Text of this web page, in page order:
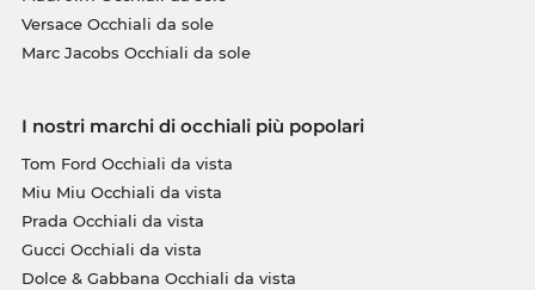
Versace Occhiali da sole
Marc Jacobs Occhiali da sole
I nostri marchi di occhiali più popolari
Tom Ford Occhiali da vista
Miu Miu Occhiali da vista
Prada Occhiali da vista
Gucci Occhiali da vista
Dolce & Gabbana Occhiali da vista